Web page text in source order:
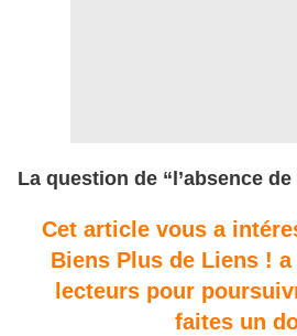
La question de “l’absence de
Cet article vous a
Biens Plus de Liens !
lecteurs pour
faites un